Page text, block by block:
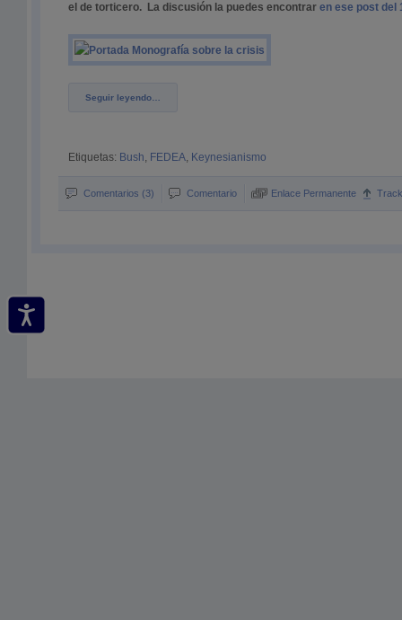
el de torticero. La discusión la puedes encontrar en ese post del
Seguir leyendo…
Etiquetas: Bush FEDEA Keynesianismo
Comentarios (3) Comentario Enlace Permanente